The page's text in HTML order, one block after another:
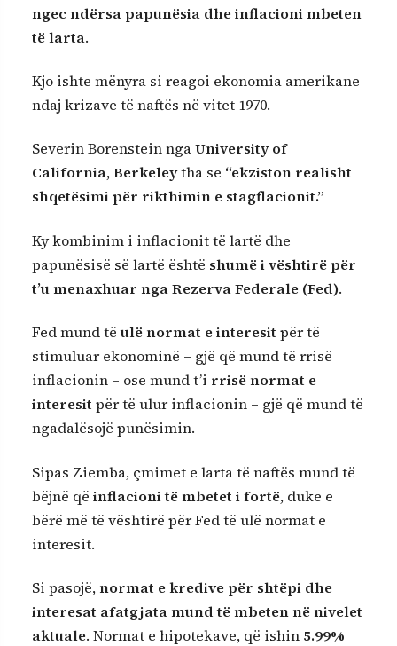
ngec ndërsa papunësia dhe inflacioni mbeten
të larta.
Kjo ishte mënyra si reagoi ekonomia amerikane
ndaj krizave të naftës në vitet 1970.
Severin Borenstein ngaUniversity of
California, Berkeleytha se “ekziston realisht
shqetësimi për rikthimin e stagflacionit.”
Ky kombinim i inflacionit të lartë dhe
papunësisë së lartë është shumë i vështirë për
t’u menaxhuar nga Rezerva Federale (Fed).
Fed mund tëulë normat e interesit për të
stimuluar ekonominë – gjë që mund të rrisë
inflacionin – ose mund t’i rrisë normat e
interesit për të ulur inflacionin – gjë që mund të
ngadalësojë punësimin.
Sipas Ziemba, çmimet e larta të naftës mund të
bëjnë që inflacioni të mbetet i fortë, duke e
bërë më të vështirë për Fed të ulë normat e
interesit.
Si pasojë, normat e kredive për shtëpi dhe
interesat afatgjata mund të mbeten në nivelet
aktuale. Normat e hipotekave, që ishin 5.99%